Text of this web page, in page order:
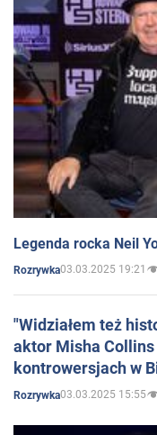
Legenda rocka Neil
Rozrywka03.03.2025 19:21
"Widziałem też
aktor Misha Collins
kontrowersjach w
Rozrywka03.03.2025 15:55